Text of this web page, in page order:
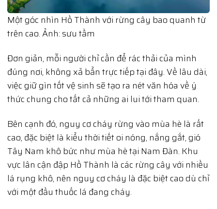
Một góc nhìn Hồ Thành với rừng cây bao quanh từ
trên cao. Ảnh: sưu tầm
Đơn giản, mỗi người chỉ cần để rác thải của mình
đúng nơi, không xả bẩn trực tiếp tại đây. Về lâu dài,
việc giữ gìn tốt vệ sinh sẽ tạo ra nét văn hóa về ý
thức chung cho tất cả những ai lui tới tham quan.
Bên cạnh đó, nguy cơ cháy rừng vào mùa hè là rất
cao, đặc biệt là kiểu thời tiết oi nóng, nắng gắt, gió
Tây Nam khô bức như mùa hè tại Nam Đàn. Khu
vực lân cận đập Hồ Thành là các rừng cây với nhiều
lá rụng khô, nên nguy cơ cháy là đặc biệt cao dù chỉ
với một đầu thuốc lá đang cháy.